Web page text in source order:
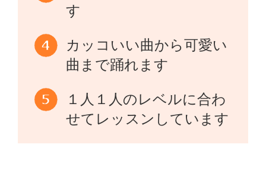
す
カッコいい曲から可愛い
曲まで踊れます
１人１人のレベルに合わ
せてレッスンしています